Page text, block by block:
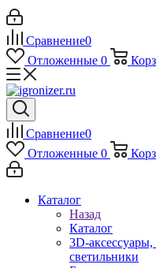
Сравнение0
Отложенные 0
Сравнение0
Отложенные 0
Каталог
Назад
Каталог
3D-
светильники